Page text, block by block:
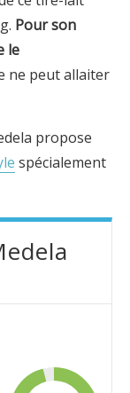
Pour son
le
ne peut allaiter
propose
spécialement